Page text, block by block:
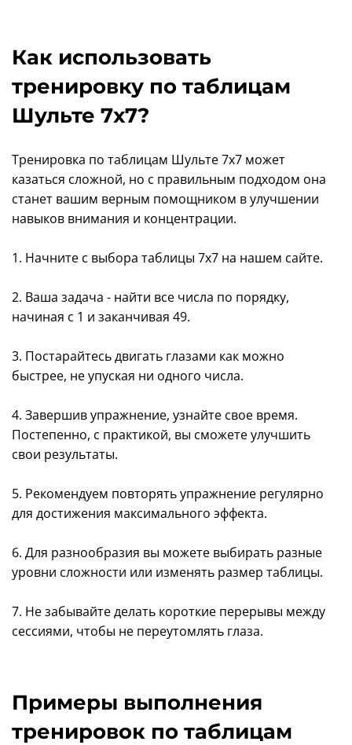
Как использовать
тренировку по таблицам
Шульте 7x7?
Тренировка по таблицам Шульте 7x7 может
казаться сложной, но с правильным подходом она
станет вашим верным помощником в улучшении
навыков внимания и концентрации.
1. Начните с выбора таблицы 7x7 на нашем сайте.
2. Ваша задача - найти все числа по порядку,
начиная с 1 и заканчивая 49.
3. Постарайтесь двигать глазами как можно
быстрее, не упуская ни одного числа.
4. Завершив упражнение, узнайте свое время.
Постепенно, с практикой, вы сможете улучшить
свои результаты.
5. Рекомендуем повторять упражнение регулярно
для достижения максимального эффекта.
6. Для разнообразия вы можете выбирать разные
уровни сложности или изменять размер таблицы.
7. Не забывайте делать короткие перерывы между
сессиями, чтобы не переутомлять глаза.
Примеры выполнения
тренировок по таблицам